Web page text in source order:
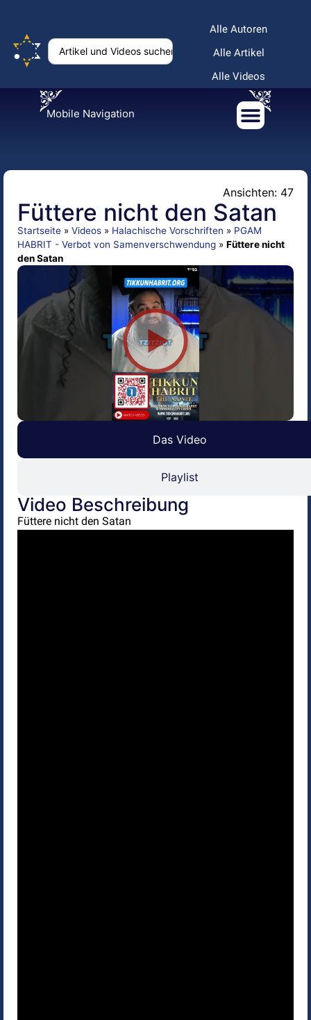
Alle Autoren
Alle Artikel
Alle Videos
Mobile Navigation
Ansichten: 47
Füttere nicht den Satan
Startseite » Videos » Halachische Vorschriften » PGAM
HABRIT - Verbot von Samenverschwendung » Füttere nicht
den Satan
Das Video
Playlist
Video Beschreibung
Füttere nicht den Satan